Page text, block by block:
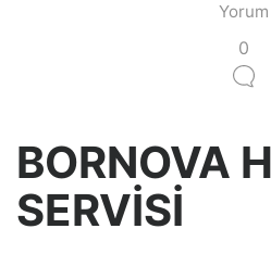
Yorum
0
BORNOVA
SERVİSİ